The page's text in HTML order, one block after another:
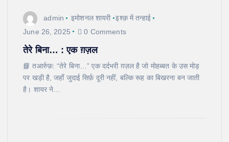
admin इमोशनल शायरी
इश्क़ में तन्हाई
June 26, 2025
0 Comments
तेरे बिना… : एक ग़ज़ल
📘 तआर्रुफ़: “तेरे बिना…” एक दर्दभरी ग़ज़ल है जो मोहब्बत के उस मोड़
पर खड़ी है, जहाँ जुदाई सिर्फ़ दूरी नहीं, बल्कि रूह का बिखरना बन जाती
है। शायर ने…